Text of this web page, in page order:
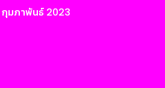
กุมภาพันธ์ 2023